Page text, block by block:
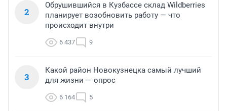
2
Обрушившийся в Кузбассе склад Wildberries
планирует возобновить работу — что
происходит внутри
6 437 9
3
Какой район Новокузнецка самый лучший
для жизни — опрос
6 164 5